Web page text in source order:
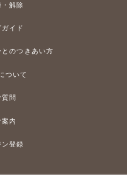
・解除
イド
のつきあい方
ついて
質問
内
ン登録